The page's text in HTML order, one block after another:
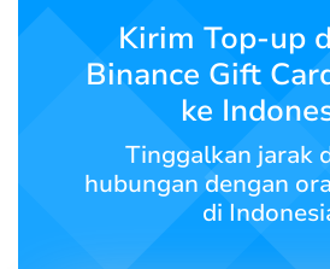
Hubungi
Kami
Bahasa Indonesia
Kirim Top-up
Binance Gift
ke
Tinggalkan jarak
hubungan dengan
di